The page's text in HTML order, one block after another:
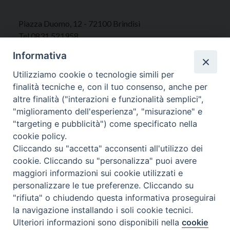
Piazza Duomo, 12 - 72100 Brindisi
Tel 0831.521958
Orari Curia
Mar. / Mer. / Giov. ore 9 - 13
nei mesi estivi solo Martedì ore 9 - 13
WebMail
Copyright © Arcidiocesi di Brindisi – Ostuni
Preferenze Cookie
Informativa
Utilizziamo cookie o tecnologie simili per
finalità tecniche e, con il tuo consenso, anche per
altre finalità ("interazioni e funzionalità semplici",
"miglioramento dell'esperienza", "misurazione" e
"targeting e pubblicità") come specificato nella
cookie policy.
Cliccando su "accetta" acconsenti all'utilizzo dei
cookie. Cliccando su "personalizza" puoi avere
maggiori informazioni sui cookie utilizzati e
personalizzare le tue preferenze. Cliccando su
"rifiuta" o chiudendo questa informativa proseguirai
la navigazione installando i soli cookie tecnici.
Ulteriori informazioni sono disponibili nellacookie